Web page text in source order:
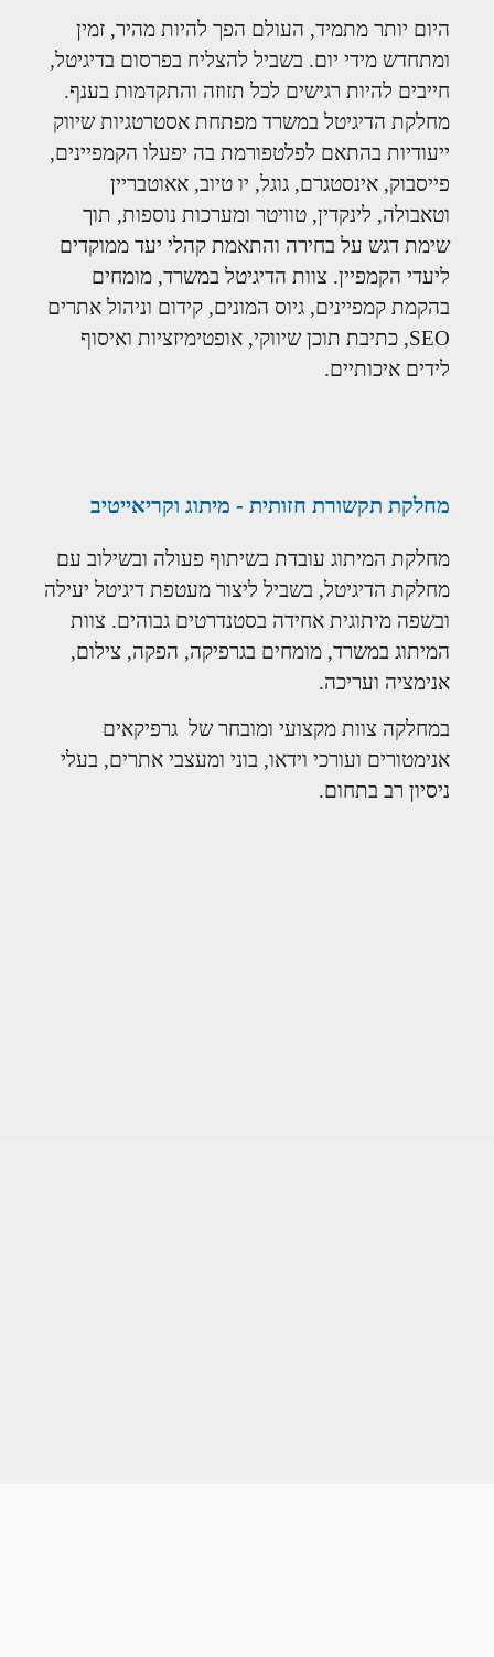
היום יותר מתמיד, העולם הפך להיות מהיר, זמין
ומתחדש מידי יום. בשביל להצליח בפרסום בדיגיטל,
חייבים להיות רגישים לכל תזוזה והתקדמות בענף.
מחלקת הדיגיטל במשרד מפתחת אסטרטגיות שיווק
ייעודיות בהתאם לפלטפורמת בה יפעלו הקמפיינים,
פייסבוק, אינסטגרם, גוגל, יו טיוב, אאוטבריין
וטאבולה, לינקדין, טוויטר ומערכות נוספות, תוך
שימת דגש על בחירה והתאמת קהלי יעד ממוקדים
ליעדי הקמפיין. צוות הדיגיטל במשרד, מומחים
בהקמת קמפיינים, גיוס המונים, קידום וניהול אתרים
SEO, כתיבת תוכן שיווקי, אופטימיזציות ואיסוף
לידים איכותיים.
מחלקת תקשורת חזותית - מיתוג וקריאייטיב
מחלקת המיתוג עובדת בשיתוף פעולה ובשילוב עם
מחלקת הדיגיטל, בשביל ליצור מעטפת דיגיטל יעילה
ובשפה מיתוגית אחידה בסטנדרטים גבוהים. צוות
המיתוג במשרד, מומחים בגרפיקה, הפקה, צילום,
אנימציה ועריכה.
במחלקה צוות מקצועי ומובחר של גרפיקאים
אנימטורים ועורכי וידאו, בוני ומעצבי אתרים, בעלי
ניסיון רב בתחום.